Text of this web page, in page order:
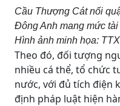
Cầu Thượng Cát nối
Đông Anh mang mức
Hình ảnh minh họa:
Theo đó, đối tượng
nhiều cá thể, tổ chức
nước, với đủ tích điện
định pháp luật hiện